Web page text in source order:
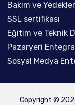
Bakım ve
SSL sertifikası
Eğitim ve Teknik
Pazaryeri
Sosyal Medya
Copyright © 2026